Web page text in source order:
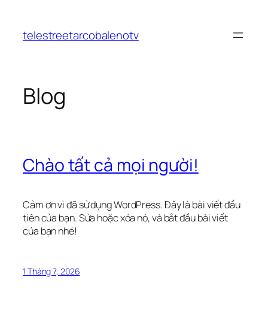
phầntelestreetarcobalenotv
Blog
Chào tất cả mọi người!
Cảm ơn vì đã sử dụng WordPress. Đây là bài viết đầu
tiên của bạn. Sửa hoặc xóa nó, và bắt đầu bài viết
của bạn nhé!
1 Tháng 7, 2026